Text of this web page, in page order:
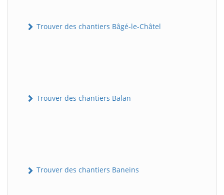
Trouver des chantiers Bâgé-le-Châtel
Trouver des chantiers Balan
Trouver des chantiers Baneins